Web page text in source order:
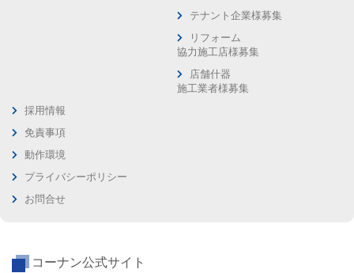
テナント企業様募集
リフォーム
協力施工店様募集
店舗什器
施工業者様募集
採用情報
免責事項
動作環境
プライバシーポリシー
お問合せ
コーナン公式サイト